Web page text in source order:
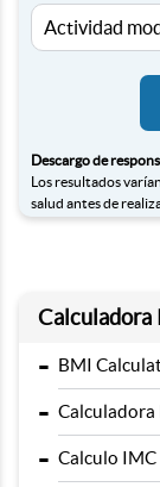
Descargo de
Los resultados
salud antes de
Calculadora
- BMI
- Calculadora
- Calculo IMC